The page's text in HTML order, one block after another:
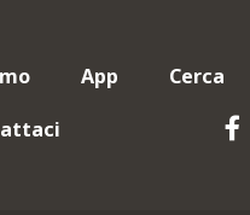
App
Cerca